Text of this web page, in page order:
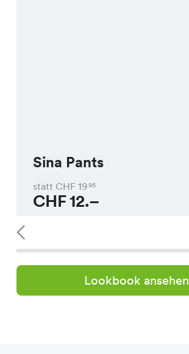
Sina Pants
statt CHF 1995
CHF12.–
Lookbook ansehen